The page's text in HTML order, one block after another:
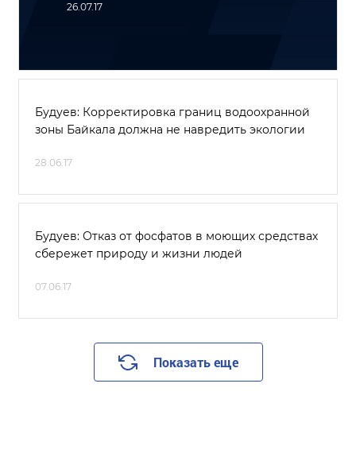
26.07.17
Будуев: Корректировка границ водоохранной
зоны Байкала должна не навредить экологии
28.06.17
Будуев: Отказ от фосфатов в моющих средствах
сбережет природу и жизни людей
07.06.17
Показать еще